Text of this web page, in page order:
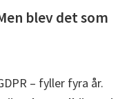
blev det som
– fyller fyra år.